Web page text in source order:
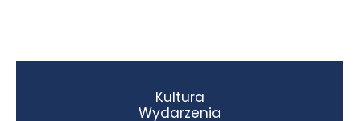
Kultura
Wydarzenia